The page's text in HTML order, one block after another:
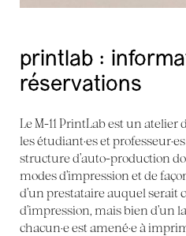
printlab :
réservations
Le M-11 PrintLab est un atelier
les étudiant·es et professeur·es
structure d’auto-production
modes d’impression et de
d’un prestataire auquel serait
d’impression, mais bien d’un
chacun·e est amené·e à